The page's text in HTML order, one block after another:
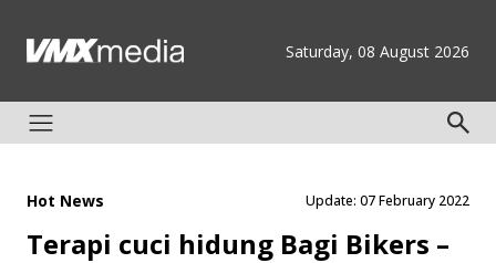
Saturday, 08 August 2026
Hot News Update: 07 February 2022
Terapi cuci hidung Bagi Bikers –